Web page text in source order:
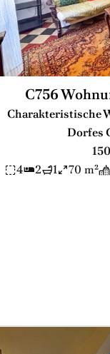
C756
Charakteristische
Dorfes
4
2 1 70 m²